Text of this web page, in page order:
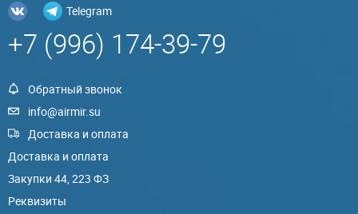
Telegram
+7 (996) 174-39-79
Обратный звонок
info@airmir.su
Доставка и оплата
Доставка и оплата
Закупки 44, 223 ФЗ
Реквизиты